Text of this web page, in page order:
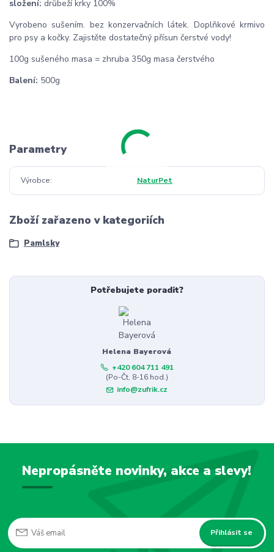
složení: drůbeží krky 100%
Vyrobeno sušením. bez konzervačních látek. Doplňkové krmivo
pro psy a kočky. Zajistěte dostatečný přísun čerstvé vody!
100g sušeného masa = zhruba 350g masa čerstvého
Balení: 500g
Parametry
Výrobce NaturPet
Zboží zařazeno v kategoriích
Pamlsky
Potřebujete poradit?
Helena Bayerová
+420 604 711 491
(Po-Čt, 8-16 hod.)
info@zufrik.cz
Nepropásněte novinky, akce a slevy!
Přihlásit se